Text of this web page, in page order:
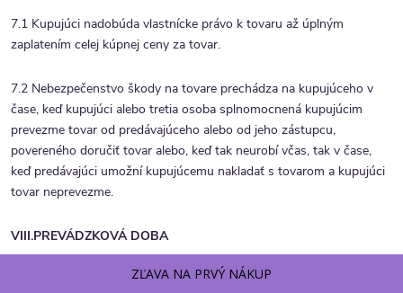
7.1 Kupujúci nadobúda vlastnícke právo k tovaru až úplným
zaplatením celej kúpnej ceny za tovar.
7.2 Nebezpečenstvo škody na tovare prechádza na kupujúceho v
čase, keď kupujúci alebo tretia osoba splnomocnená kupujúcim
prevezme tovar od predávajúceho alebo od jeho zástupcu,
povereného doručiť tovar alebo, keď tak neurobí včas, tak v čase,
keď predávajúci umožní kupujúcemu nakladať s tovarom a kupujúci
tovar neprevezme.
VIII.PREVÁDZKOVÁ DOBA
cez elektronický obchod predávajúceho
ZĽAVA NA PRVÝ NÁKUP